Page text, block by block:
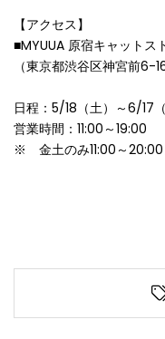
【アクセス】
■MYUUA 原宿キャットス
（東京都渋谷区神宮前6-
日程：5/18（土）～6/17（
営業時間：11:00～19:00
※ 金土のみ11:00～20:00